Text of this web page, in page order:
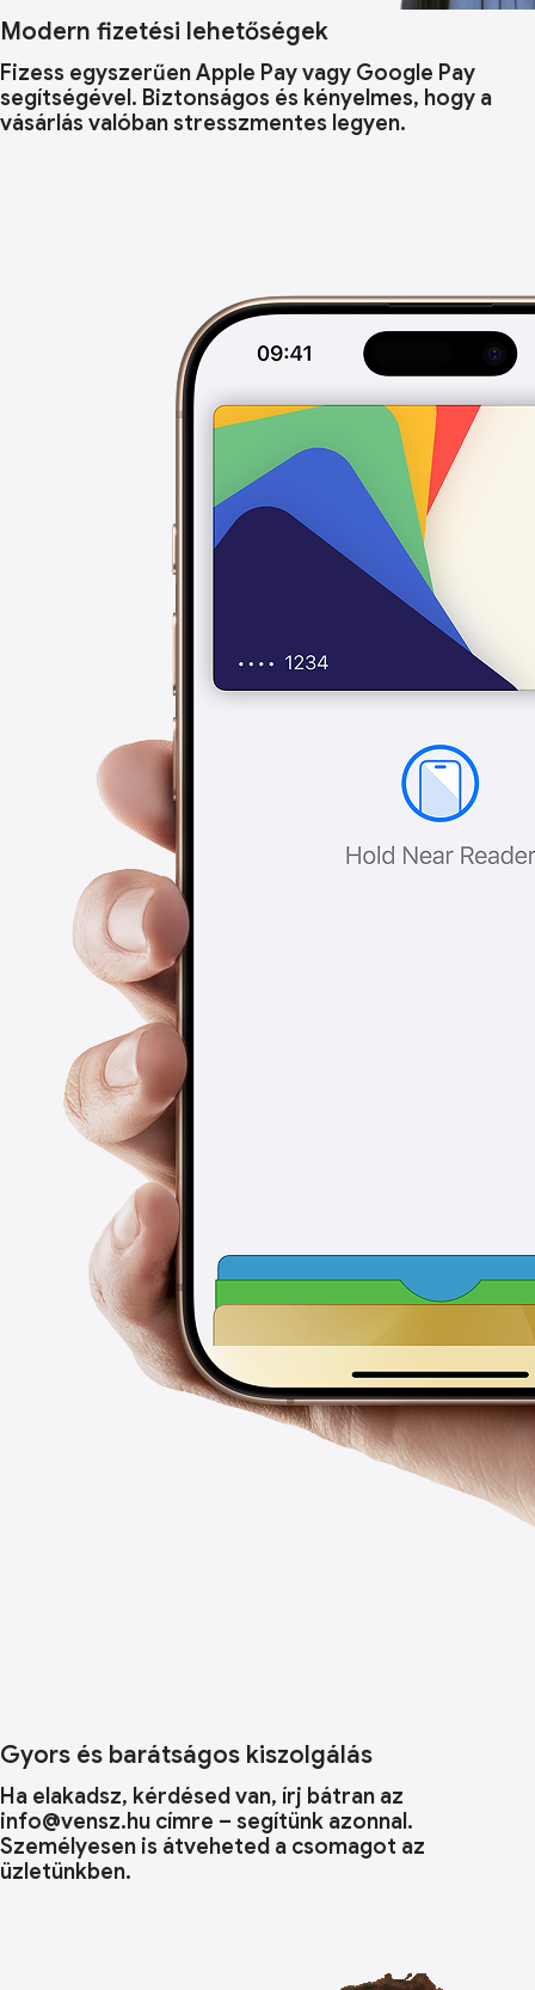
Modern fizetési lehetőségek
Fizess egyszerűen Apple Pay vagy Google Pay
segítségével. Biztonságos és kényelmes, hogy a
vásárlás valóban stresszmentes legyen.
Gyors és barátságos kiszolgálás
Ha elakadsz, kérdésed van, írj bátran az
info@vensz.hu címre – segítünk azonnal.
Személyesen is átveheted a csomagot az
üzletünkben.